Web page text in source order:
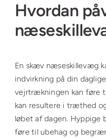
Hvordan
En skæv næseskillevæg
indvirkning på din
vejrtrækningen kan føre
kan resultere i træthed
løbet af dagen. Hyppige
føre til ubehag og